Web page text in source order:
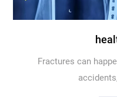
Fractures can